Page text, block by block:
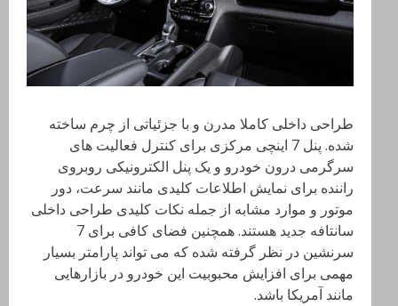
طراحی داخلی کاملا مدرن و با جزئیاتی از چرم ساخته
شده. پنل 7 اینچی مرکزی برای کنترل فعالیت های
سرگرمی درون خودرو و یک پنل الکترونیکی روبروی
راننده برای نمایش اطلاعات کلیدی مانند سرعت، دور
موتور و موارد مشابه از جمله نکات کلیدی طراحی داخلی
سانتافه جدید هستند. همچنین فضای کافی برای 7
سرنشین در نظر گرفته شده که می تواند پارامتر بسیار
مهمی برای افزایش محبوبیت این خودرو در بازارهایی
مانند آمریکا باشد.